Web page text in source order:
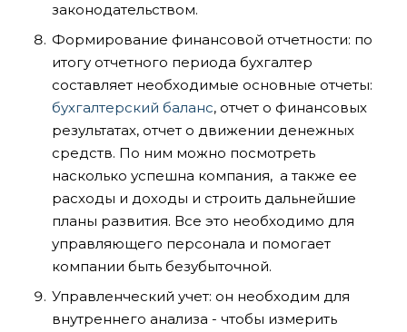
законодательством.
Формирование финансовой отчетности: по
итогу отчетного периода бухгалтер
составляет необходимые основные отчеты:
бухгалтерский баланс, отчет о финансовых
результатах, отчет о движении денежных
средств. По ним можно посмотреть
насколько успешна компания, а также ее
расходы и доходы и строить дальнейшие
планы развития. Все это необходимо для
управляющего персонала и помогает
компании быть безубыточной.
Управленческий учет: он необходим для
внутреннего анализа - чтобы измерить